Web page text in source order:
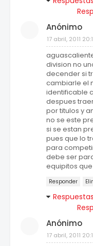
Anónimo
17 abril, 2011
division no
decender si
cambiarle el
identificable
despues
por titulos y
no se este
si se estan
pues que lo
para
debe ser
equipitos
Responder
Respuestas
Anónimo
17 abril, 2011